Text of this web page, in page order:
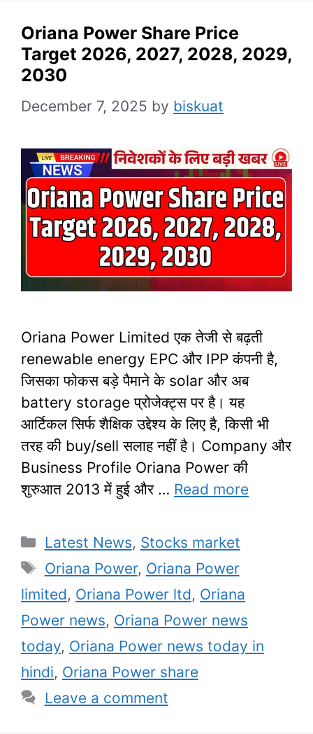
Oriana Power Share Price
Target 2026, 2027, 2028, 2029,
2030
December 7, 2025 by biskuat
Oriana Power Limited एक तेजी से बढ़ती
renewable energy EPC और IPP कंपनी है,
जिसका फोकस बड़े पैमाने के solar और अब
battery storage प्रोजेक्ट्स पर है। यह
आर्टिकल सिर्फ शैक्षिक उद्देश्य के लिए है, किसी भी
तरह की buy/sell सलाह नहीं है।​ Company और
Business Profile Oriana Power की
शुरुआत 2013 में हुई और … Read more
Categories
Latest News, Stocks market
Tags
Oriana Power, Oriana Power
limited, Oriana Power ltd, Oriana
Power news, Oriana Power news
today, Oriana Power news today in
hindi, Oriana Power share
Leave a comment